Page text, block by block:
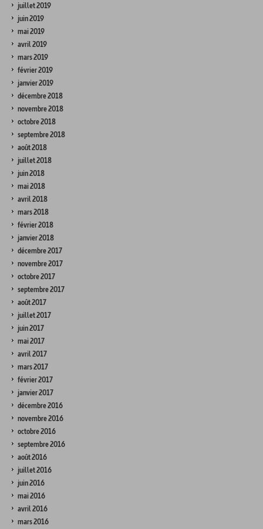
juillet 2019
juin 2019
mai 2019
avril 2019
mars 2019
février 2019
janvier 2019
décembre 2018
novembre 2018
octobre 2018
septembre 2018
août 2018
juillet 2018
juin 2018
mai 2018
avril 2018
mars 2018
février 2018
janvier 2018
décembre 2017
novembre 2017
octobre 2017
septembre 2017
août 2017
juillet 2017
juin 2017
mai 2017
avril 2017
mars 2017
février 2017
janvier 2017
décembre 2016
novembre 2016
octobre 2016
septembre 2016
août 2016
juillet 2016
juin 2016
mai 2016
avril 2016
mars 2016